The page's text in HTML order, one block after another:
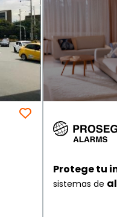
Protege tu
sistemas de